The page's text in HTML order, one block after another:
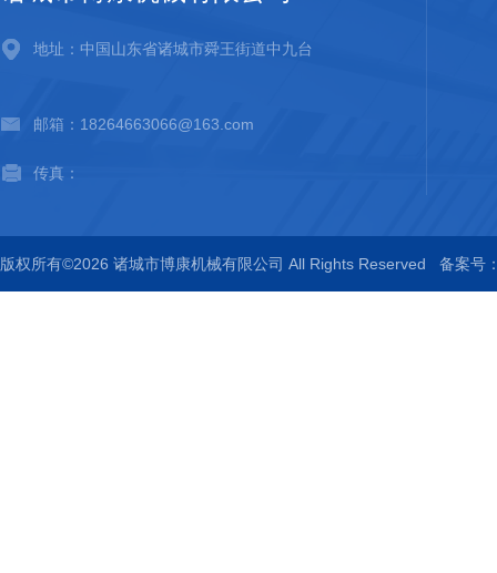
地址：中国山东省诸城市舜王街道中九台
邮箱：18264663066@163.com
传真：
版权所有©2026 诸城市博康机械有限公司 All Rights Reserved 备案号